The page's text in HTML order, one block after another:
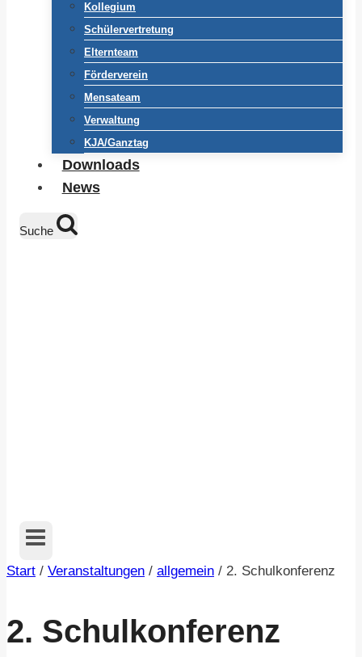
Kollegium
Schülervertretung
Elternteam
Förderverein
Mensateam
Verwaltung
KJA/Ganztag
Downloads
News
Suche
Start / Veranstaltungen / allgemein / 2. Schulkonferenz
2. Schulkonferenz